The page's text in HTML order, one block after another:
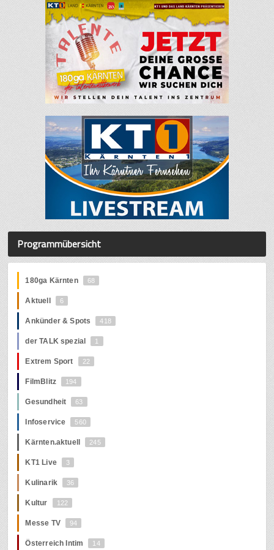
Programmübersicht
180ga Kärnten 68
Aktuell 6
Ankünder & Spots 418
der TALK spezial 1
Extrem Sport 22
FilmBlitz 194
Gesundheit 63
Infoservice 560
Kärnten.aktuell 245
KT1 Live 3
Kulinarik 36
Kultur 122
Messe TV 94
Österreich Intim 14